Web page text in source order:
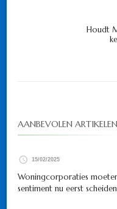
Houdt
AANBEVOLEN ARTIKELEN
15/02/2025
Woningcorporaties
sentiment nu eerst